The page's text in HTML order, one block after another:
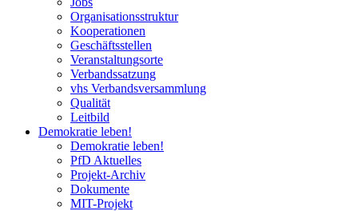
Organisationsstruktur
Kooperationen
Geschäftsstellen
Veranstaltungsorte
Verbandssatzung
vhs Verbandsversammlung
Qualität
Leitbild
Demokratie leben!
Demokratie leben!
PfD Aktuelles
Projekt-Archiv
Dokumente
MIT-Projekt